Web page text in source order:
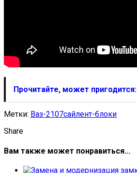
Прочитайте, может пригодится:
Метки: Ваз-2107сайлент-блоки
Share
Вам также может понравиться...